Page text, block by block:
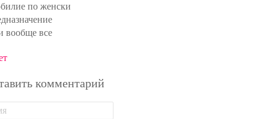
по женски
вообще все
комментарий